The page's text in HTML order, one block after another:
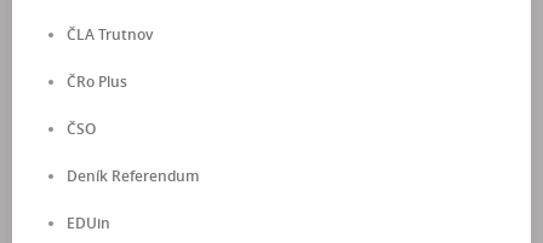
ČLA Trutnov
ČRo Plus
ČSO
Deník Referendum
EDUin